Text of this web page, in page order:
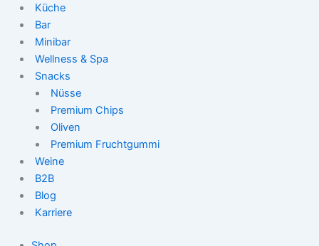
Küche
Bar
Minibar
Wellness & Spa
Snacks
Nüsse
Premium Chips
Oliven
Premium Fruchtgummi
Weine
B2B
Blog
Karriere